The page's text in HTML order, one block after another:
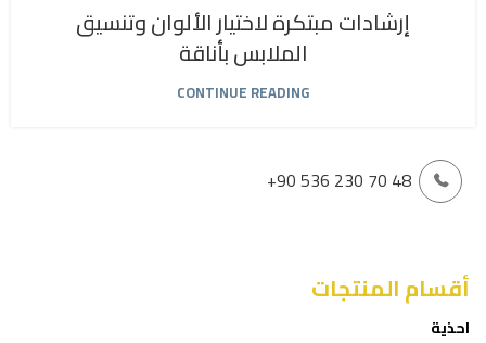
إرشادات مبتكرة لاختيار الألوان وتنسيق
الملابس بأناقة
CONTINUE READING
+90 536 230 70 48
أقسام المنتجات
احذية